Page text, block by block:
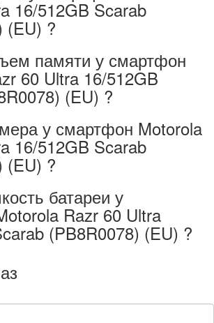
16/512GB Scarab
(EU) ?
памяти у смартфон
60 Ultra 16/512GB
(EU) ?
у смартфон Motorola
16/512GB Scarab
(EU) ?
батареи у
Razr 60 Ultra
(PB8R0078) (EU) ?